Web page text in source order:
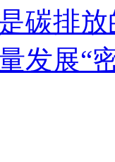
碳排
发展“